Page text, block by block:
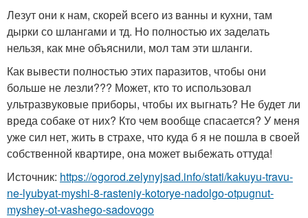
Лезут они к нам, скорей всего из ванны и кухни, там
дырки со шлангами и тд. Но полностью их заделать
нельзя, как мне объяснили, мол там эти шланги.
Как вывести полностью этих паразитов, чтобы они
больше не лезли??? Может, кто то использовал
ультразвуковые приборы, чтобы их выгнать? Не будет ли
вреда собаке от них? Кто чем вообще спасается? У меня
уже сил нет, жить в страхе, что куда б я не пошла в своей
собственной квартире, она может выбежать оттуда!
Источник: https://ogorod.zelynyjsad.info/stati/kakuyu-travu-
ne-lyubyat-myshi-8-rasteniy-kotorye-nadolgo-otpugnut-
myshey-ot-vashego-sadovogo